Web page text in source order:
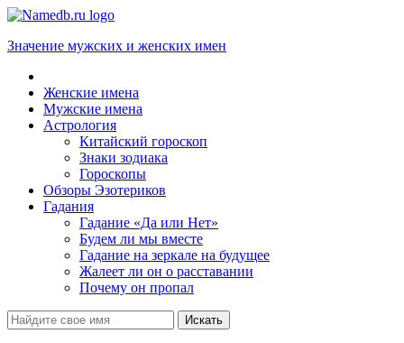
Значение мужских и женских имен
Женские имена
Мужские имена
Астрология
Китайский гороскоп
Знаки зодиака
Гороскопы
Обзоры Эзотериков
Гадания
Гадание «Да или Нет»
Будем ли мы вместе
Гадание на зеркале на будущее
Жалеет ли он о расставании
Почему он пропал